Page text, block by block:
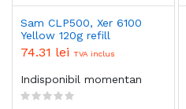
Sam CLP500, Xer 6100
Yellow 120g refill
74.31 lei TVA inclus
Indisponibil momentan